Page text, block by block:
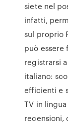
siete nel
infatti,
sul proprio
può essere
registrarsi
italiano:
efficienti e
TV in
recensioni,